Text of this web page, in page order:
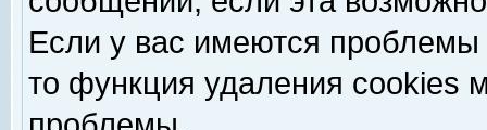
Если у вас имеются
то функция удаления cookies